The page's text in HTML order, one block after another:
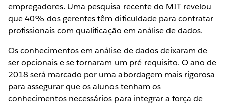
empregadores. Uma pesquisa recente do MIT revelou
que 40% dos gerentes têm dificuldade para contratar
profissionais com qualificação em análise de dados.
Os conhecimentos em análise de dados deixaram de
ser opcionais e se tornaram um pré-requisito. O ano de
2018 será marcado por uma abordagem mais rigorosa
para assegurar que os alunos tenham os
conhecimentos necessários para integrar a força de